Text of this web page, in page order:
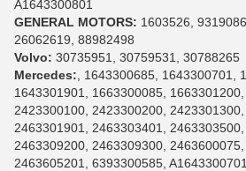
A1643300801
GENERAL MOTORS: 1603526,
26062619, 88982498
Volvo: 30735951, 30759531, 30788265
Mercedes: , 1643300685, 1643300701,
1643301901, 1663300085, 1663301200,
2423300100, 2423300200, 2423301300,
2463301901, 2463303401, 2463303500,
2463309200, 2463309300, 2463600075,
2463605201, 6393300585,